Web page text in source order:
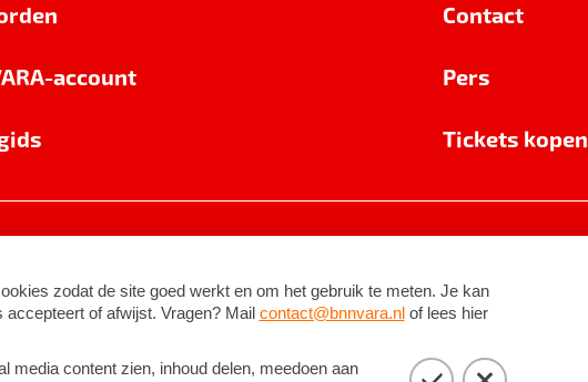
account
Contact
Pers
Tickets kopen
©2026BNNVARA